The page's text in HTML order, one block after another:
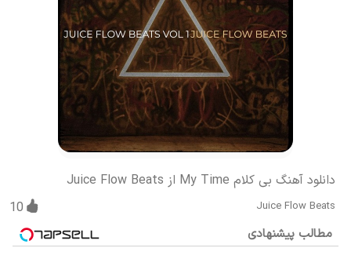
دانلود آهنگ بی کلام My Time از Juice Flow Beats
Juice Flow Beats
10
مطالب پیشنهادی